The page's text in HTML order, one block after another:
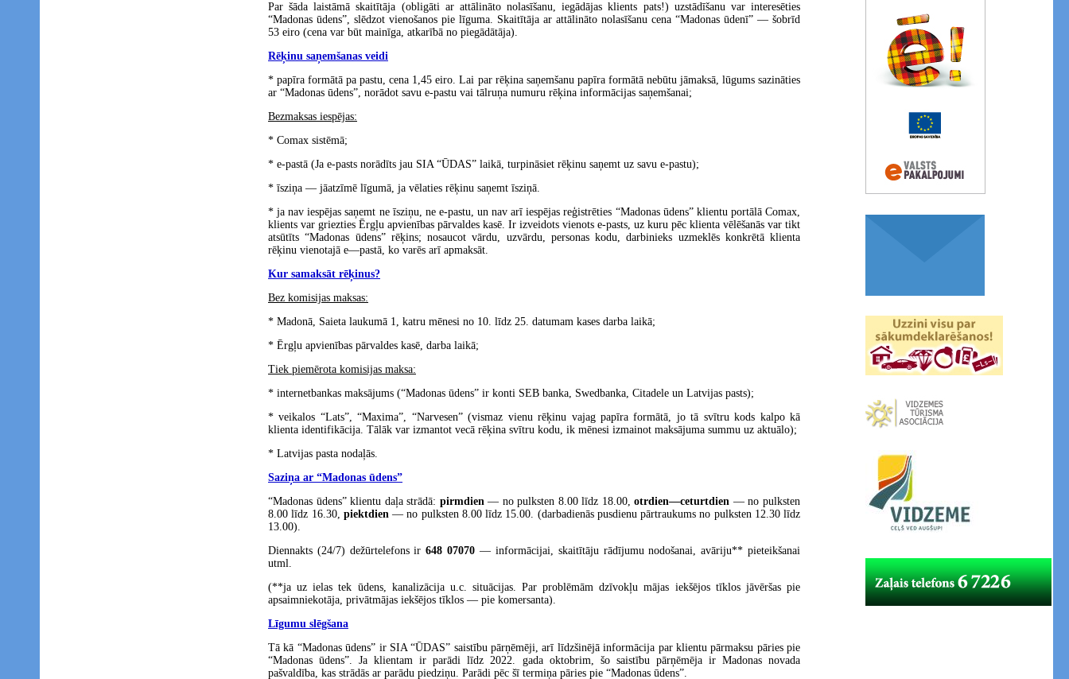
Par šāda laistāmā skaitītāja (obligāti ar attālināto nolasīšanu, iegādājas klients pats!) uzstādīšanu var interesēties
“Madonas ūdens”, slēdzot vienošanos pie līguma. Skaitītāja ar attālināto nolasīšanu cena “Madonas ūdenī” — šobrīd
53 eiro (cena var būt mainīga, atkarībā no piegādātāja).
Rēķinu saņemšanas veidi
* papīra formātā pa pastu, cena 1,45 eiro. Lai par rēķina saņemšanu papīra formātā nebūtu jāmaksā, lūgums sazināties
ar “Madonas ūdens”, norādot savu e-pastu vai tālruņa numuru rēķina informācijas saņemšanai;
Bezmaksas iespējas:
* Comax sistēmā;
* e-pastā (Ja e-pasts norādīts jau SIA “ŪDAS” laikā, turpināsiet rēķinu saņemt uz savu e-pastu);
* īsziņa — jāatzīmē līgumā, ja vēlaties rēķinu saņemt īsziņā.
* ja nav iespējas saņemt ne īsziņu, ne e-pastu, un nav arī iespējas reģistrēties “Madonas ūdens” klientu portālā Comax,
klients var griezties Ērgļu apvienības pārvaldes kasē. Ir izveidots vienots e-pasts, uz kuru pēc klienta vēlēšanās var tikt
atsūtīts “Madonas ūdens” rēķins; nosaucot vārdu, uzvārdu, personas kodu, darbinieks uzmeklēs konkrētā klienta
rēķinu vienotajā e—pastā, ko varēs arī apmaksāt.
Kur samaksāt rēķinus?
Bez komisijas maksas:
* Madonā, Saieta laukumā 1, katru mēnesi no 10. līdz 25. datumam kases darba laikā;
* Ērgļu apvienības pārvaldes kasē, darba laikā;
Tiek piemērota komisijas maksa:
* internetbankas maksājums (“Madonas ūdens” ir konti SEB banka, Swedbanka, Citadele un Latvijas pasts);
* veikalos “Lats”, “Maxima”, “Narvesen” (vismaz vienu rēķinu vajag papīra formātā, jo tā svītru kods kalpo kā
klienta identifikācija. Tālāk var izmantot vecā rēķina svītru kodu, ik mēnesi izmainot maksājuma summu uz aktuālo);
* Latvijas pasta nodaļās.
Saziņa ar “Madonas ūdens”
“Madonas ūdens” klientu daļa strādā: pirmdien— no pulksten 8.00 līdz 18.00,otrdien—ceturtdien — no pulksten
8.00 līdz 16.30, piektdien— no pulksten 8.00 līdz 15.00. (darbadienās pusdienu pārtraukums no pulksten 12.30 līdz
13.00).
Diennakts (24/7) dežūrtelefons ir648 07070 — informācijai, skaitītāju rādījumu nodošanai, avāriju** pieteikšanai
utml.
(**ja uz ielas tek ūdens, kanalizācija u.c. situācijas. Par problēmām dzīvokļu mājas iekšējos tīklos jāvēršas pie
apsaimniekotāja, privātmājas iekšējos tīklos — pie komersanta).
Līgumu slēgšana
Tā kā “Madonas ūdens” ir SIA “ŪDAS” saistību pārņēmēji, arī līdzšinējā informācija par klientu pārmaksu pāries pie
“Madonas ūdens”. Ja klientam ir parādi līdz 2022. gada oktobrim, šo saistību pārņēmēja ir Madonas novada
pašvaldība, kas strādās ar parādu piedziņu. Parādi pēc šī termiņa pāries pie “Madonas ūdens”.